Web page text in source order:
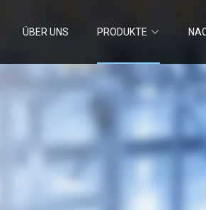
ÜBER UNS PRODUKTE